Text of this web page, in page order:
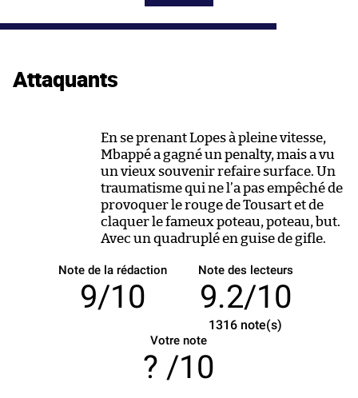
Attaquants
En se prenant Lopes à pleine vitesse,
Mbappé a gagné un penalty, mais a vu
un vieux souvenir refaire surface. Un
traumatisme qui ne l’a pas empêché de
provoquer le rouge de Tousart et de
claquer le fameux poteau, poteau, but.
Avec un quadruplé en guise de gifle.
Note de la rédaction
9/10
Note des lecteurs
9.2/10
1316 note(s)
Votre note
/10